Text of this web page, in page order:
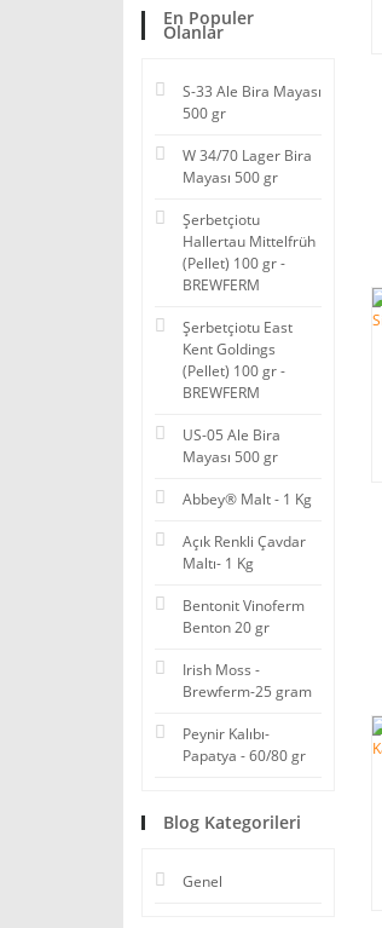
En Populer
Olanlar
S-33 Ale Bira Mayası
500 gr
W 34/70 Lager Bira
Mayası 500 gr
Şerbetçiotu
Hallertau Mittelfrüh
(Pellet) 100 gr -
BREWFERM
Şerbetçiotu East
Kent Goldings
(Pellet) 100 gr -
BREWFERM
US-05 Ale Bira
Mayası 500 gr
Abbey® Malt - 1 Kg
Açık Renkli Çavdar
Maltı- 1 Kg
Bentonit Vinoferm
Benton 20 gr
Irish Moss -
Brewferm-25 gram
Peynir Kalıbı-
Papatya - 60/80 gr
Blog Kategorileri
Genel